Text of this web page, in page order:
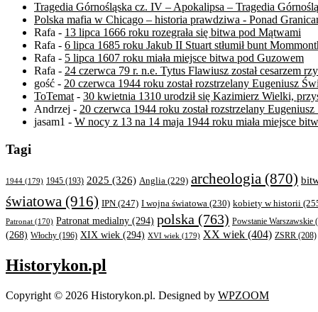
Tragedia Górnośląska cz. IV – Apokalipsa – Tragedia
Polska mafia w Chicago – historia prawdziwa - Ponad
Rafa - 13 lipca 1666 roku rozegrała się bitwa pod Mątwami
Rafa - 6 lipca 1685 roku Jakub II Stuart stłumił bunt
Rafa - 5 lipca 1607 roku miała miejsce bitwa pod Guzowem
Rafa - 24 czerwca 79 r. n.e. Tytus Flawiusz został cesarzem
gość - 20 czerwca 1944 roku został rozstrzelany Eugeniusz
ToTemat - 30 kwietnia 1310 urodził się Kazimierz Wielki,
Andrzej - 20 czerwca 1944 roku został rozstrzelany
jasam1 - W nocy z 13 na 14 maja 1944 roku miała miejsce
Tagi
1944 (179) 1945 (193) 2025 (326) Anglia (229) archeologia (870)
światowa (916) IPN (247) I wojna światowa (230) kobiety w historii
Patronat (170) Patronat medialny (294) polska (763) Powstanie Warszawskie
(268) Włochy (196) XIX wiek (294) XVI wiek (179) XX wiek (404) ZSRR (208)
Historykon.pl
Copyright © 2026 Historykon.pl. Designed by WPZOOM